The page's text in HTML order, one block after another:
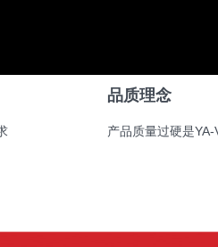
品质理念
产品质量过硬是